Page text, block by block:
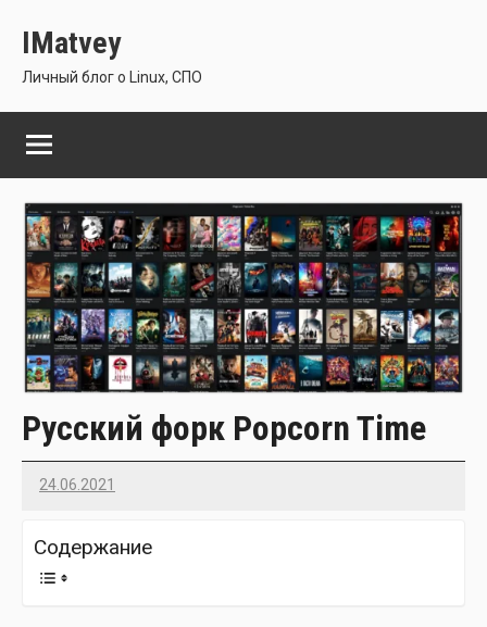
содержимому
IMatvey
Личный блог о Linux, СПО
Русский форк Popcorn Time
24.06.2021
Imatvey
Содер­жа­ние